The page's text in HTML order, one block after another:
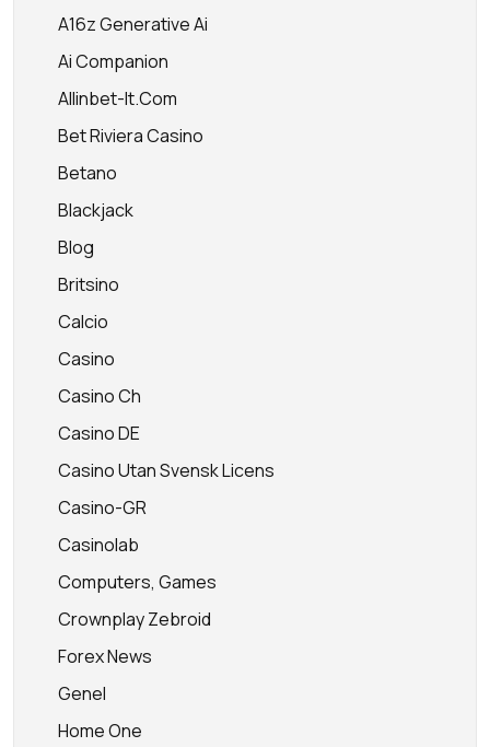
A16z Generative Ai
Ai Companion
Allinbet-It.com
Bet Riviera Casino
Betano
Blackjack
Blog
Britsino
Calcio
Casino
Casino Ch
Casino DE
Casino Utan Svensk Licens
Casino-GR
Casinolab
Computers, Games
Crownplay Zebroid
Forex News
Genel
Home One